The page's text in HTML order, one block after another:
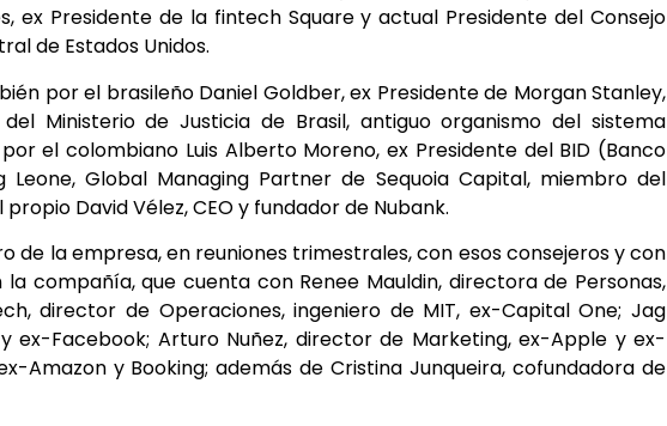
ex Presidente de la fintech Square y actual Presidente del Consejo
de Estados Unidos.
por el brasileño Daniel Goldber, ex Presidente de Morgan Stanley,
Ministerio de Justicia de Brasil, antiguo organismo del sistema
el colombiano Luis Alberto Moreno, ex Presidente del BID (Banco
Global Managing Partner de Sequoia Capital, miembro del
David Vélez, CEO y fundador de Nubank.
la empresa, en reuniones trimestrales, con esos consejeros y con
compañía, que cuenta con Renee Mauldin, directora de Personas,
director de Operaciones, ingeniero de MIT, ex-Capital One; Jag
ex-Facebook; Arturo Nuñez, director de Marketing, ex-Apple y ex-
Amazon y Booking; además de Cristina Junqueira, cofundadora de